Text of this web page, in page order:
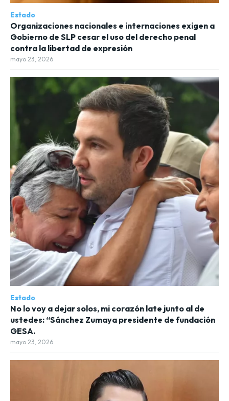
Estado
Organizaciones nacionales e internaciones exigen a
Gobierno de SLP cesar el uso del derecho penal
contra la libertad de expresión
mayo 23, 2026
Estado
No lo voy a dejar solos, mi corazón late junto al de
ustedes: “Sánchez Zumaya presidente de fundación
GESA.
mayo 23, 2026